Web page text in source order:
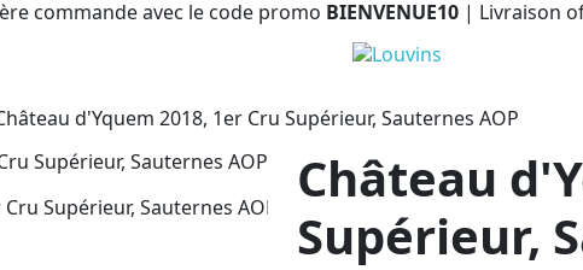
commande avec le code promo BIENVENUE10 | Livraison
d'Yquem 2018, 1er Cru Supérieur, Sauternes AOP
Château
Supérieur,